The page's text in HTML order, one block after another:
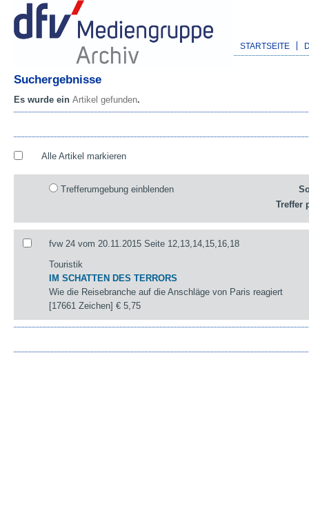
STARTSEITE
Suchergebnisse
Es wurde ein Artikel gefunden.
Alle Artikel markieren
Trefferumgebung einblenden
Treffer
fvw 24 vom 20.11.2015 Seite 12,13,14,15,16,18
Touristik
IM SCHATTEN DES TERRORS
Wie die Reisebranche auf die Anschläge von Paris reagiert
[17661 Zeichen]€ 5,75